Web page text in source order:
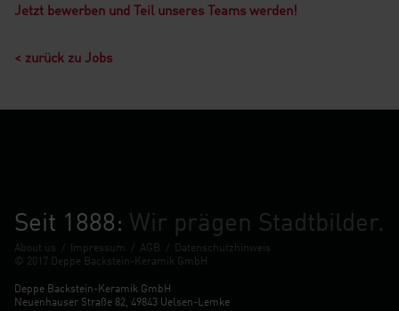
Jetzt bewerben und Teil unseres Teams werden!
< zurück zu Jobs
Seit 1888: Wir prägen Stadtbilder.
About us / Impressum / AGB /
Datenschutzhinweis
© 2017 Deppe Backstein-Keramik GmbH
Deppe Backstein-Keramik GmbH
Neuenhauser Straße 82, 49843 Uelsen-Lemke